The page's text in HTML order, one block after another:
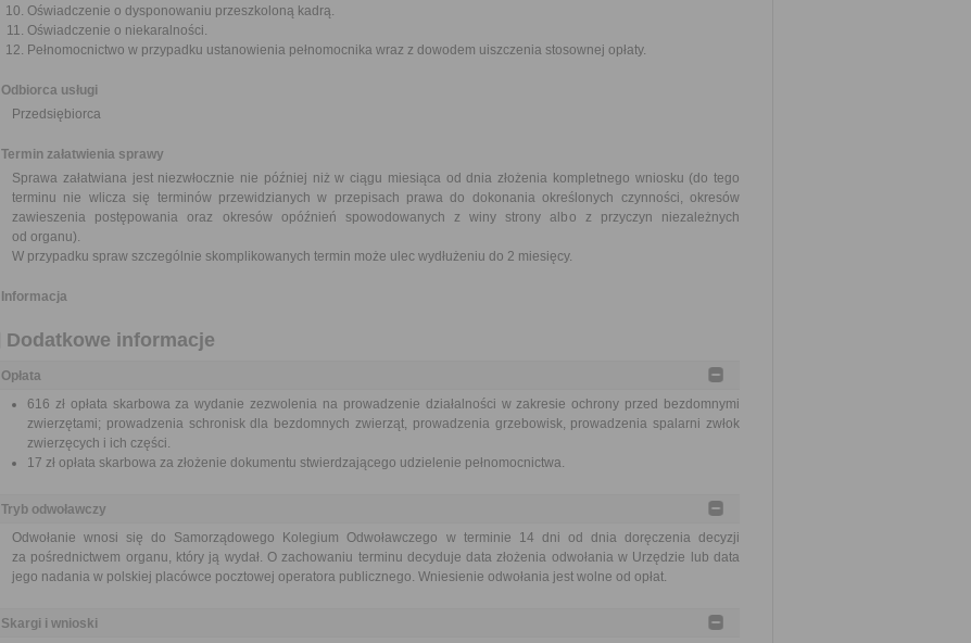
Oświadczenie o dysponowaniu przeszkoloną kadrą.
Oświadczenie o niekaralności.
Pełnomocnictwo w przypadku ustanowienia pełnomocnika wraz z dowodem uiszczenia stosownej opłaty.
Odbiorca usługi
Przedsiębiorca
Termin załatwienia sprawy
Sprawa załatwiana jest niezwłocznie nie później niż w ciągu miesiąca od dnia złożenia kompletnego wniosku (do tego
terminu nie wlicza się terminów przewidzianych w przepisach prawa do dokonania określonych czynności, okresów
zawieszenia postępowania oraz okresów opóźnień spowodowanych z winy strony albo z przyczyn niezależnych
od organu).
W przypadku spraw szczególnie skomplikowanych termin może ulec wydłużeniu do 2 miesięcy.
Informacja
Dodatkowe informacje
Opłata
616 zł opłata skarbowa za wydanie zezwolenia na prowadzenie działalności w zakresie ochrony przed bezdomnymi
zwierzętami; prowadzenia schronisk dla bezdomnych zwierząt, prowadzenia grzebowisk, prowadzenia spalarni zwłok
zwierzęcych i ich części.
17 zł opłata skarbowa za złożenie dokumentu stwierdzającego udzielenie pełnomocnictwa.
Tryb odwoławczy
Odwołanie wnosi się do Samorządowego Kolegium Odwoławczego w terminie 14 dni od dnia doręczenia decyzji
za pośrednictwem organu, który ją wydał. O zachowaniu terminu decyduje data złożenia odwołania w Urzędzie lub data
jego nadania w polskiej placówce pocztowej operatora publicznego. Wniesienie odwołania jest wolne od opłat.
Skargi i wnioski